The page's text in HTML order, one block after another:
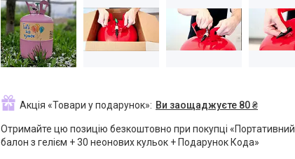
Акція «Товари у подарунок» Ви заощаджуєте 80 ₴
Отримайте цю позицію безкоштовно при покупці «Портативний
балон з гелієм + 30 неонових кульок + Подарунок Кода»